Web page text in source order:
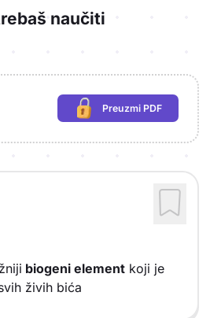
naučiti
Preuzmi PDF
(potrebna prijava)
biogeni element koji je
živih bića